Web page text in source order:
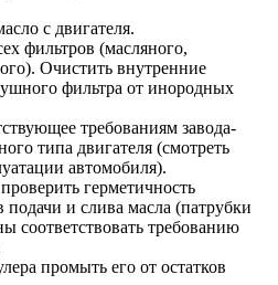
с двигателя.
фильтров (масляного,
Очистить внутренние
фильтра от инородных
требованиям завода-
типа двигателя (смотреть
автомобиля).
герметичность
и слива масла (патрубки
соответствовать требованию
промыть его от остатков